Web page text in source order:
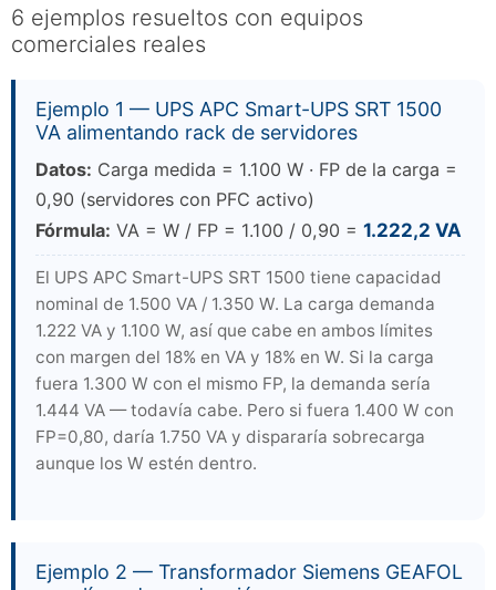
6 ejemplos resueltos con equipos
comerciales reales
Ejemplo 1 — UPS APC Smart-UPS SRT 1500
VA alimentando rack de servidores
Datos: Carga medida = 1.100 W · FP de la carga =
0,90 (servidores con PFC activo)
Fórmula: VA = W / FP = 1.100 / 0,90 = 1.222,2 VA
El UPS APC Smart-UPS SRT 1500 tiene capacidad
nominal de 1.500 VA / 1.350 W. La carga demanda
1.222 VA y 1.100 W, así que cabe en ambos límites
con margen del 18% en VA y 18% en W. Si la carga
fuera 1.300 W con el mismo FP, la demanda sería
1.444 VA — todavía cabe. Pero si fuera 1.400 W con
FP=0,80, daría 1.750 VA y dispararía sobrecarga
aunque los W estén dentro.
Ejemplo 2 — Transformador Siemens GEAFOL